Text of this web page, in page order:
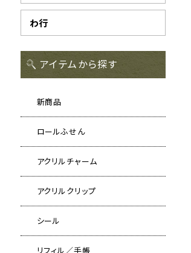
わ行
アイテムから探す
新商品
ロールふせん
アクリルチャーム
アクリルクリップ
シール
リフィル／手帳